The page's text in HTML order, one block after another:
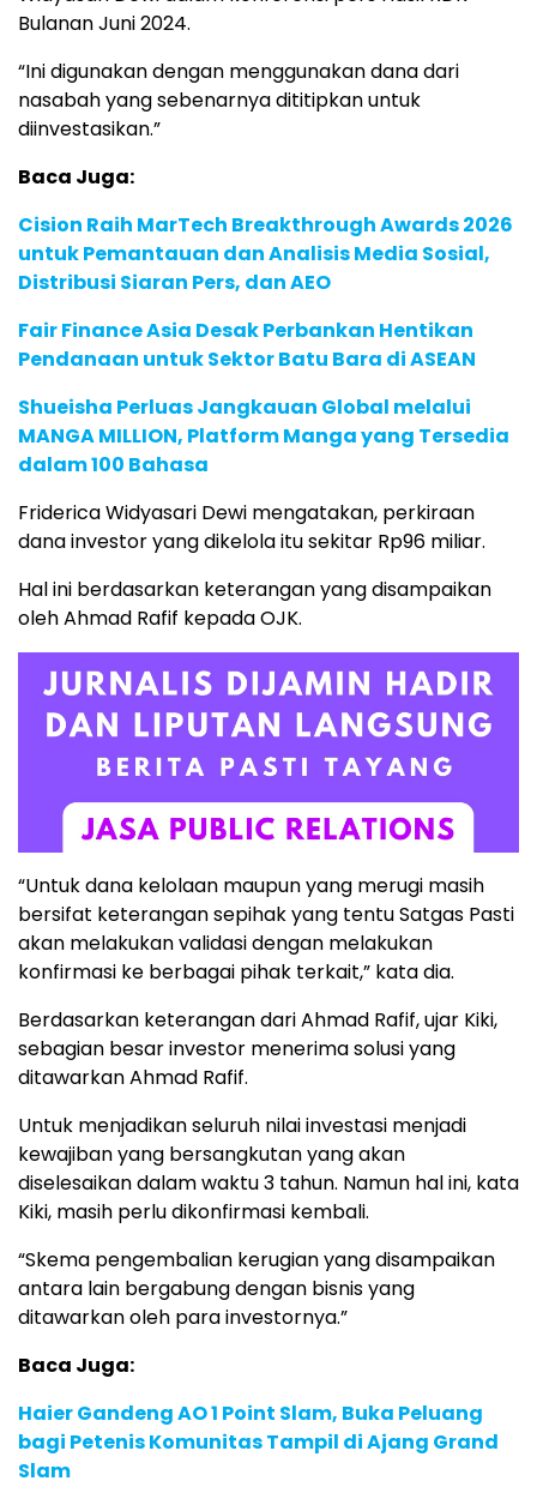
Bulanan Juni 2024.
“Ini digunakan dengan menggunakan dana dari
nasabah yang sebenarnya dititipkan untuk
diinvestasikan.”
Baca Juga:
Cision Raih MarTech Breakthrough Awards 2026
untuk Pemantauan dan Analisis Media Sosial,
Distribusi Siaran Pers, dan AEO
Fair Finance Asia Desak Perbankan Hentikan
Pendanaan untuk Sektor Batu Bara di ASEAN
Shueisha Perluas Jangkauan Global melalui
MANGA MILLION, Platform Manga yang Tersedia
dalam 100 Bahasa
Friderica Widyasari Dewi mengatakan, perkiraan
dana investor yang dikelola itu sekitar Rp96 miliar.
Hal ini berdasarkan keterangan yang disampaikan
oleh Ahmad Rafif kepada OJK.
“Untuk dana kelolaan maupun yang merugi masih
bersifat keterangan sepihak yang tentu Satgas Pasti
akan melakukan validasi dengan melakukan
konfirmasi ke berbagai pihak terkait,” kata dia.
Berdasarkan keterangan dari Ahmad Rafif, ujar Kiki,
sebagian besar investor menerima solusi yang
ditawarkan Ahmad Rafif.
Untuk menjadikan seluruh nilai investasi menjadi
kewajiban yang bersangkutan yang akan
diselesaikan dalam waktu 3 tahun. Namun hal ini, kata
Kiki, masih perlu dikonfirmasi kembali.
“Skema pengembalian kerugian yang disampaikan
antara lain bergabung dengan bisnis yang
ditawarkan oleh para investornya.”
Baca Juga:
Haier Gandeng AO 1 Point Slam, Buka Peluang
bagi Petenis Komunitas Tampil di Ajang Grand
Slam